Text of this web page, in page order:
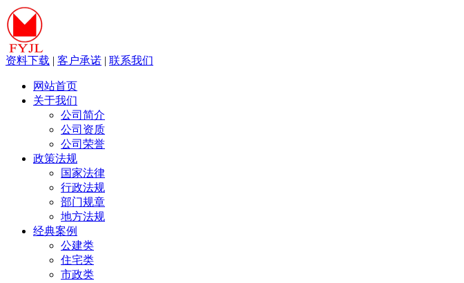
资料下载 | 客户承诺 | 联系我们
网站首页
关于我们
公司简介
公司资质
公司荣誉
政策法规
国家法律
行政法规
部门规章
地方法规
经典案例
公建类
住宅类
市政类